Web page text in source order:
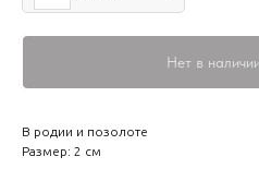
Нет в наличии
В родии и позолоте
Размер: 2 см